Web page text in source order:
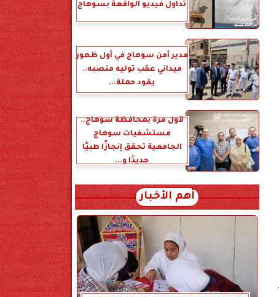
تداول فيديو الواقعة بسوهاج
مدير أمن سوهاج في أول ظهور
ميداني عقب توليه منصبه..
يقود حملة...
لأول مرة بمحافظة سوهاج..
مستشفيات سوهاج
الجامعية تحقق إنجازًا طبيًا
جديدًا و...
أهم الأخبار